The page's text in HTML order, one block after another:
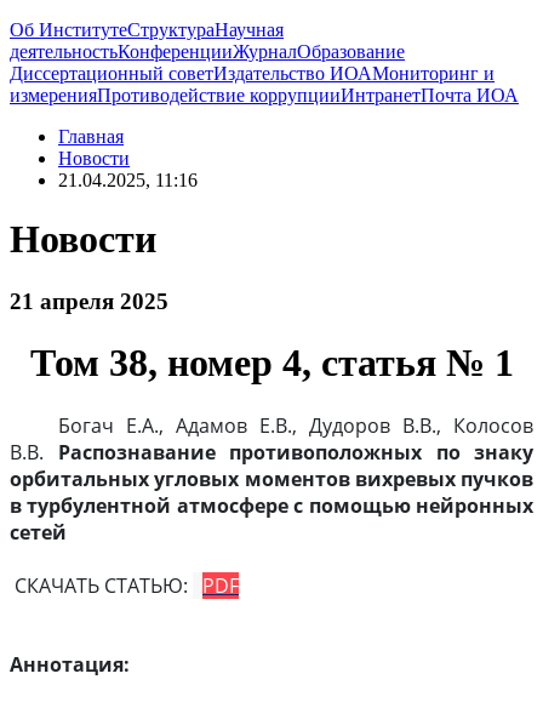
Об ИнститутеСтруктураНаучная
деятельностьКонференцииЖурналОбразование
Диссертационный советИздательство ИОАМониторинг и
измеренияПротиводействие коррупцииИнтранетПочта ИОА
Главная
Новости
21.04.2025, 11:16
Новости
21 апреля 2025
Том 38, номер 4, статья № 1
Богач Е.А., Адамов Е.В., Дудоров В.В., Колосов
В.В. Распознавание противоположных по знаку
орбитальных угловых моментов вихревых пучков
в турбулентной атмосфере с помощью нейронных
сетей
СКАЧАТЬ СТАТЬЮ:
PDF
Аннотация: